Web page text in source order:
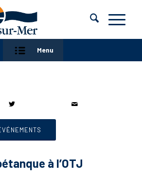
Menu
à l’OTJ